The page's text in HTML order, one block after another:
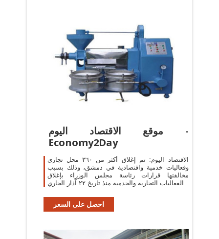
موقع الاقتصاد اليوم -
Economy2Day
الاقتصاد اليوم: تم إغلاق أكثر من ٣٦٠ محل تجاري
وفعاليات خدمية واقتصادية في دمشق، وذلك بسبب
مخالفتها قرارات رئاسة مجلس الوزراء بإغلاق
الفعاليات التجارية والخدمية منذ تاريخ ٢٢ آذار الجاري
احصل على السعر